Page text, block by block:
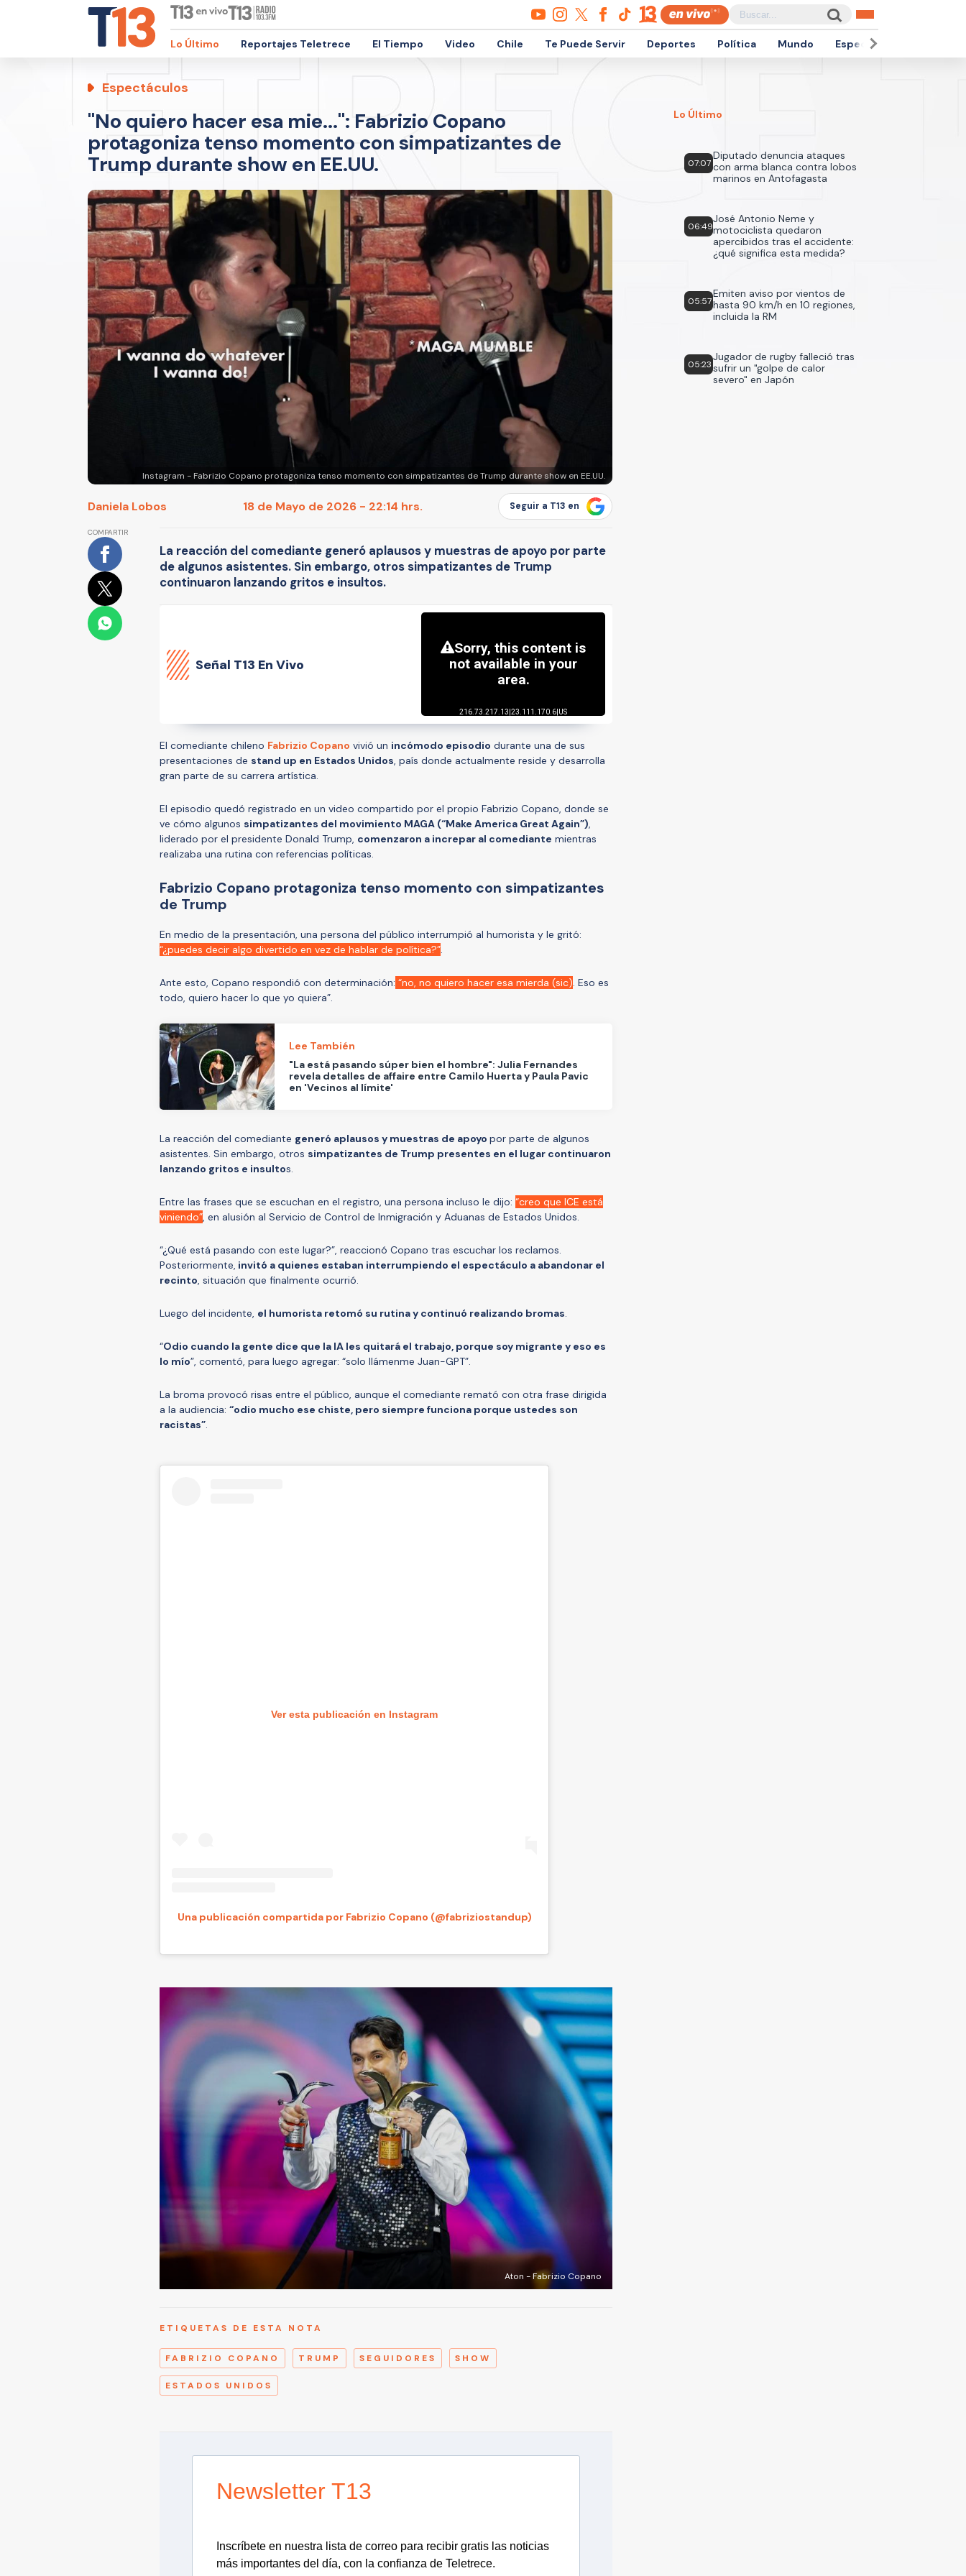
Lo Último Reportajes Teletrece El Tiempo Video Chile Te Puede Servir Deportes Política Mundo Espectáculos
Espectáculos
"No quiero hacer esa mie...": Fabrizio Copano
protagoniza tenso momento con simpatizantes de
Trump durante show en EE.UU.
Instagram - Fabrizio Copano protagoniza tenso momento con simpatizantes de Trump durante show en EE.UU.
Daniela Lobos 18 de Mayo de 2026 - 22:14 hrs. Seguir a T13 en
COMPARTIR
La reacción del comediante generó aplausos y muestras de apoyo por parte
de algunos asistentes. Sin embargo, otros simpatizantes de Trump
continuaron lanzando gritos e insultos.
Señal T13 En Vivo
El comediante chileno Fabrizio Copano vivió un incómodo episodio durante una de sus
presentaciones de stand up en Estados Unidos, país donde actualmente reside y desarrolla
gran parte de su carrera artística.
El episodio quedó registrado en un video compartido por el propio Fabrizio Copano, donde se
ve cómo algunos simpatizantes del movimiento MAGA (“Make America Great Again”),
liderado por el presidente Donald Trump, comenzaron a increpar al comediante mientras
realizaba una rutina con referencias políticas.
Fabrizio Copano protagoniza tenso momento con simpatizantes
de Trump
En medio de la presentación, una persona del público interrumpió al humorista y le gritó:
“¿puedes decir algo divertido en vez de hablar de política?”.
Ante esto, Copano respondió con determinación: “no, no quiero hacer esa mierda (sic). Eso es
todo, quiero hacer lo que yo quiera”.
Lee También
"La está pasando súper bien el hombre": Julia Fernandes
revela detalles de affaire entre Camilo Huerta y Paula Pavic
en 'Vecinos al límite'
La reacción del comediante generó aplausos y muestras de apoyo por parte de algunos
asistentes. Sin embargo, otros simpatizantes de Trump presentes en el lugar continuaron
lanzando gritos e insultos.
Entre las frases que se escuchan en el registro, una persona incluso le dijo: “creo que ICE está
viniendo”, en alusión al Servicio de Control de Inmigración y Aduanas de Estados Unidos.
“¿Qué está pasando con este lugar?”, reaccionó Copano tras escuchar los reclamos.
Posteriormente, invitó a quienes estaban interrumpiendo el espectáculo a abandonar el
recinto, situación que finalmente ocurrió.
Luego del incidente, el humorista retomó su rutina y continuó realizando bromas.
“Odio cuando la gente dice que la IA les quitará el trabajo, porque soy migrante y eso es
lo mío”, comentó, para luego agregar: “solo llámenme Juan-GPT”.
La broma provocó risas entre el público, aunque el comediante remató con otra frase dirigida
a la audiencia: “odio mucho ese chiste, pero siempre funciona porque ustedes son
racistas”.
Ver esta publicación en Instagram
Una publicación compartida por Fabrizio Copano (@fabriziostandup)
Aton - Fabrizio Copano
ETIQUETAS DE ESTA NOTA
FABRIZIO COPANO TRUMP SEGUIDORES SHOW
ESTADOS UNIDOS
Newsletter T13
Inscríbete en nuestra lista de correo para recibir gratis las noticias
más importantes del día, con la confianza de Teletrece.
Lo Último
07:07
Diputado denuncia ataques
con arma blanca contra lobos
marinos en Antofagasta
06:49
José Antonio Neme y
motociclista quedaron
apercibidos tras el accidente:
¿qué significa esta medida?
05:57
Emiten aviso por vientos de
hasta 90 km/h en 10 regiones,
incluida la RM
05:23
Jugador de rugby falleció tras
sufrir un "golpe de calor
severo" en Japón